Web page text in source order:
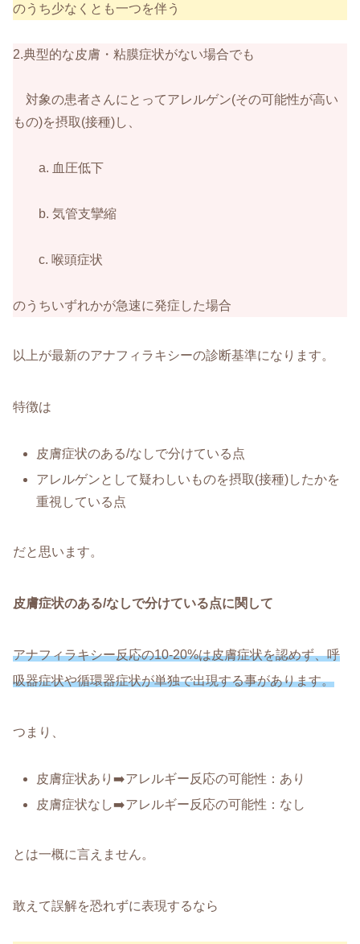
のうち少なくとも一つを伴う
2.典型的な皮膚・粘膜症状がない場合でも
対象の患者さんにとってアレルゲン(その可能性が高い
もの)を摂取(接種)し、
a. 血圧低下
b. 気管支攣縮
c. 喉頭症状
のうちいずれかが急速に発症した場合
以上が最新のアナフィラキシーの診断基準になります。
特徴は
皮膚症状のある/なしで分けている点
アレルゲンとして疑わしいものを摂取(接種)したかを
重視している点
だと思います。
皮膚症状のある/なしで分けている点に関して
アナフィラキシー反応の10-20%は皮膚症状を認めず、呼
吸器症状や循環器症状が単独で出現する事があります。
つまり、
皮膚症状あり➡️アレルギー反応の可能性：あり
皮膚症状なし➡️アレルギー反応の可能性：なし
とは一概に言えません。
敢えて誤解を恐れずに表現するなら